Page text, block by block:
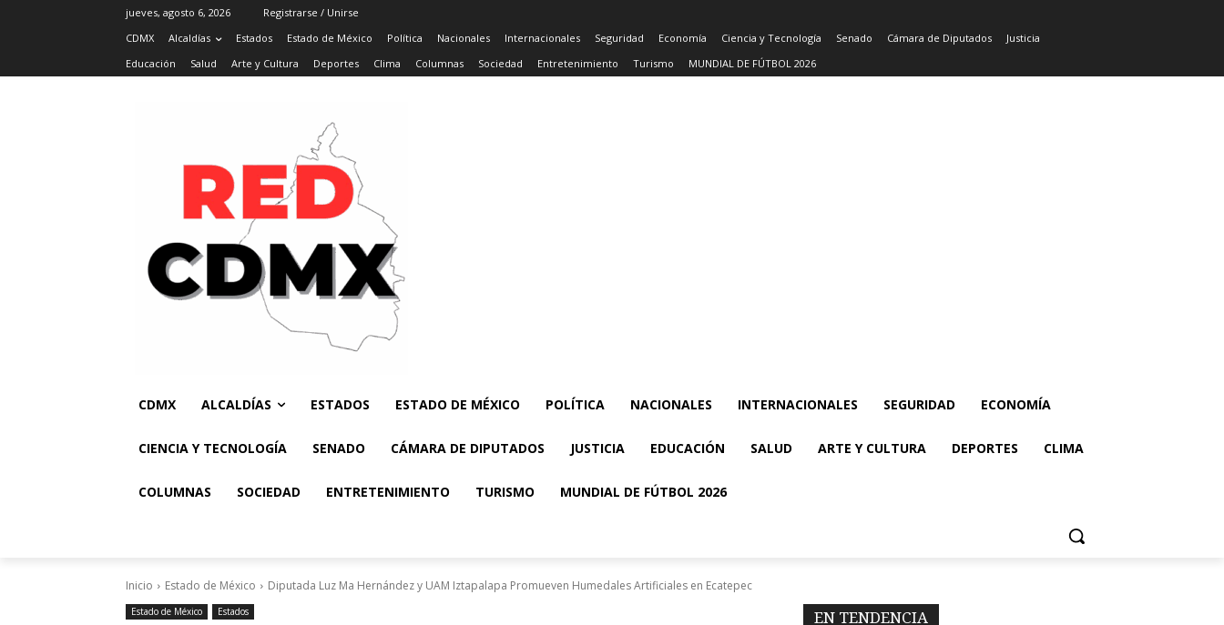
jueves, agosto 6, 2026
Registrarse / Unirse
CDMX
Alcaldías Estados Estado de México Política Nacionales Internacionales Seguridad Economía Ciencia y Tecnología Senado Cámara de Diputados
Justicia
Educación
Salud Arte y Cultura Deportes Clima Columnas Sociedad Entretenimiento Turismo MUNDIAL DE FÚTBOL 2026
CDMX ALCALDÍAS ESTADOS ESTADO DE MÉXICO POLÍTICA NACIONALES INTERNACIONALES SEGURIDAD ECONOMÍA
CIENCIA Y TECNOLOGÍA SENADO CÁMARA DE DIPUTADOS JUSTICIA EDUCACIÓN SALUD ARTE Y CULTURA DEPORTES CLIMA
COLUMNAS SOCIEDAD ENTRETENIMIENTO TURISMO MUNDIAL DE FÚTBOL 2026
Inicio Estado de México Diputada Luz Ma Hernández y UAM Iztapalapa Promueven Humedales Artificiales en Ecatepec
Estado de México Estados EN TENDENCIA